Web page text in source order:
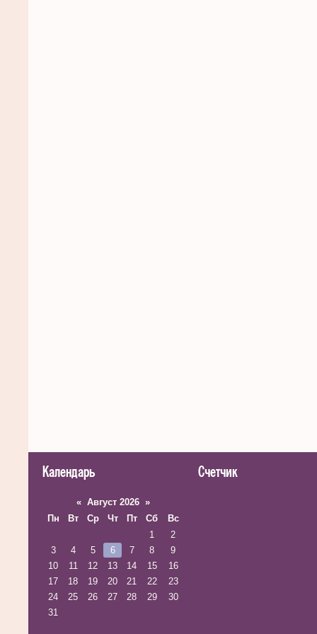
Календарь
« Август 2026 »
Пн
Вт Ср Чт Пт Сб
Вс
1
2
3
4 5 6 7 8
9
10
11 12 13 14 15
16
17
18 19 20 21 22
23
24
25 26 27 28 29
30
31
Счетчик